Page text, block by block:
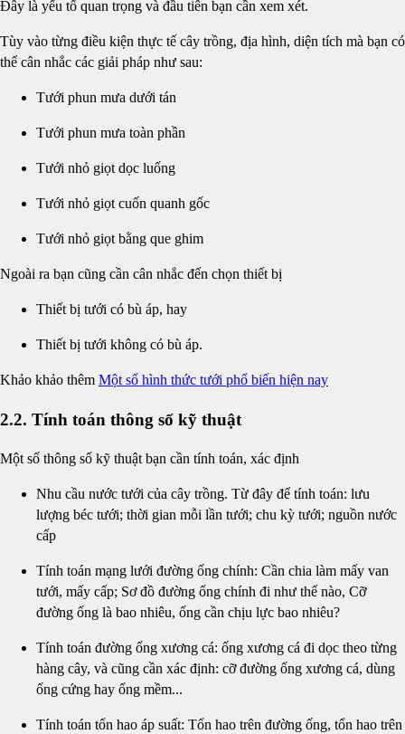
Đây là yếu tố quan trọng và đầu tiên bạn cần xem xét.
Tùy vào từng điều kiện thực tế cây trồng, địa hình, diện tích mà bạn có
thể cân nhắc các giải pháp như sau:
Tưới phun mưa dưới tán
Tưới phun mưa toàn phần
Tưới nhỏ giọt dọc luống
Tưới nhỏ giọt cuốn quanh gốc
Tưới nhỏ giọt bằng que ghim
Ngoài ra bạn cũng cần cân nhắc đến chọn thiết bị
Thiết bị tưới có bù áp, hay
Thiết bị tưới không có bù áp.
Khảo khảo thêm Một số hình thức tưới phổ biến hiện nay
2.2. Tính toán thông số kỹ thuật
Một số thông số kỹ thuật bạn cần tính toán, xác định
Nhu cầu nước tưới của cây trồng. Từ đây để tính toán: lưu
lượng béc tưới; thời gian mỗi lần tưới; chu kỳ tưới; nguồn nước
cấp
Tính toán mạng lưới đường ống chính: Cần chia làm mấy van
tưới, mấy cấp; Sơ đồ đường ống chính đi như thế nào, Cỡ
đường ống là bao nhiêu, ống cần chịu lực bao nhiêu?
Tính toán đường ống xương cá: ống xương cá đi dọc theo từng
hàng cây, và cũng cần xác định: cỡ đường ống xương cá, dùng
ống cứng hay ống mềm...
Tính toán tổn hao áp suất: Tổn hao trên đường ống, tổn hao trên